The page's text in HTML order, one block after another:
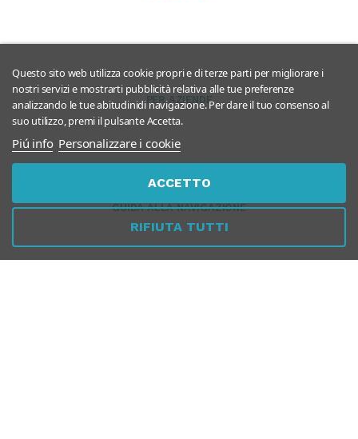
PER AZIENDE
GUIDA ALLA NAVIGAZIONE
Questo sito web utilizza cookie propri e di terze parti per migliorare i
nostri servizi e mostrarti pubblicità relativa alle tue preferenze
analizzando le tue abitudinidi navigazione. Per dare il tuo consenso al
suo utilizzo, premi il pulsante Accetta.
Piú info Personalizzare i cookie
RIFIUTA TUTTI
ACCETTO